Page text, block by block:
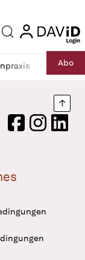
Suche login
RechtAbo
FacebookInstagram